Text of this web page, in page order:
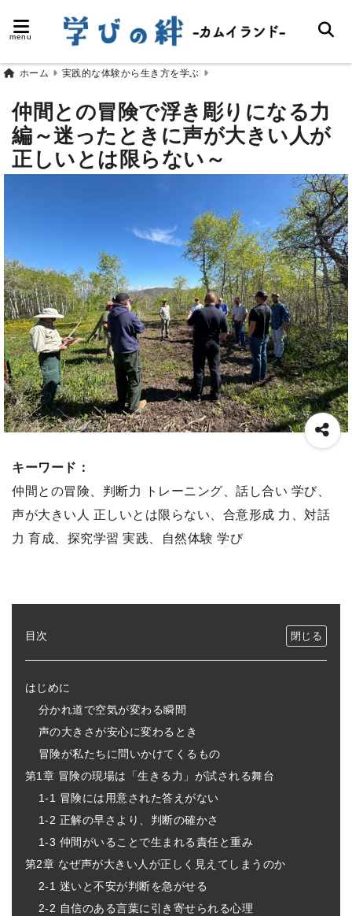
menu
ホーム 実践的な体験から生き方を学ぶ
仲間との冒険で浮き彫りになる力
編～迷ったときに声が大きい人が
正しいとは限らない～
キーワード：
仲間との冒険、判断力 トレーニング、話し合い 学び、
声が大きい人 正しいとは限らない、合意形成 力、対話
力 育成、探究学習 実践、自然体験 学び
目次
はじめに
分かれ道で空気が変わる瞬間
声の大きさが安心に変わるとき
冒険が私たちに問いかけてくるもの
第1章 冒険の現場は「生きる力」が試される舞台
1-1 冒険には用意された答えがない
1-2 正解の早さより、判断の確かさ
1-3 仲間がいることで生まれる責任と重み
第2章 なぜ声が大きい人が正しく見えてしまうのか
2-1 迷いと不安が判断を急がせる
2-2 自信のある言葉に引き寄せられる心理